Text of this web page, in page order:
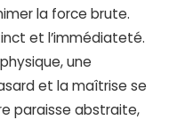
la force brute.
et l’immédiateté.
une
et la maîtrise se
paraisse abstraite,